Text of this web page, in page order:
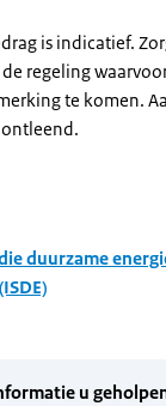
is indicatief.
regeling
te komen.
duurzame